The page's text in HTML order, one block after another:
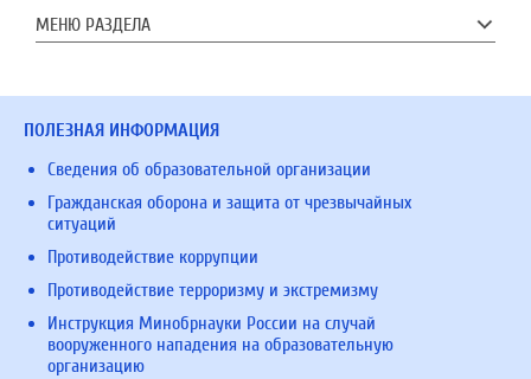
МЕНЮ РАЗДЕЛА
ПОЛЕЗНАЯ ИНФОРМАЦИЯ
Сведения об образовательной организации
Гражданская оборона и защита от чрезвычайных
ситуаций
Противодействие коррупции
Противодействие терроризму и экстремизму
Инструкция Минобрнауки России на случай
вооруженного нападения на образовательную
организацию